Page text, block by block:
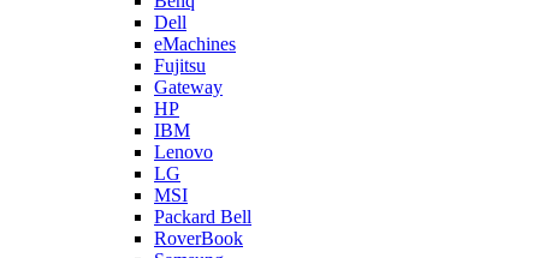
Dell
eMachines
Fujitsu
Gateway
HP
IBM
Lenovo
LG
MSI
Packard Bell
RoverBook